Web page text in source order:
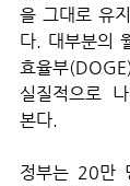
을 그대로 유
다. 대부분의
효율부
실질적으로
본다.
정부는 20만